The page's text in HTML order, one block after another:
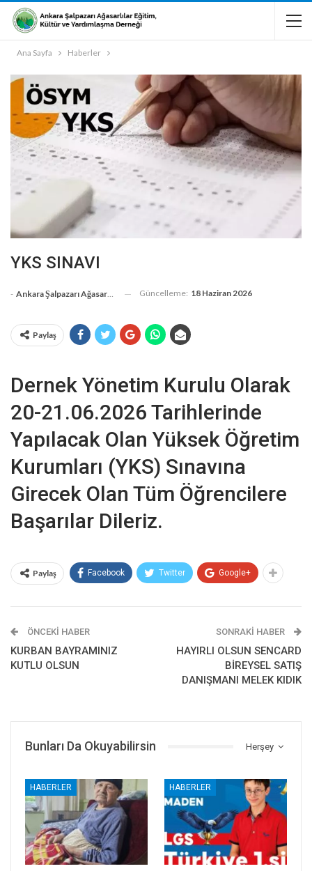
Ana Sayfa Haberler
YKS SINAVI
- Ankara Şalpazarı Ağasarlılar Eğitim Kültür Ve Dayanışma Derneği Güncelleme: 18 Haziran 2026
Paylaş
Dernek Yönetim Kurulu Olarak
20-21.06.2026 Tarihlerinde
Yapılacak Olan Yüksek Öğretim
Kurumları (YKS) Sınavına
Girecek Olan Tüm Öğrencilere
Başarılar Dileriz.
Paylaş Facebook Twitter Google+
ÖNCEKI HABER
KURBAN BAYRAMINIZ
KUTLU OLSUN
SONRAKI HABER
HAYIRLI OLSUN SENCARD
BİREYSEL SATIŞ
DANIŞMANI MELEK KIDIK
Herşey
Bunları Da Okuyabilirsin
HABERLER HABERLER